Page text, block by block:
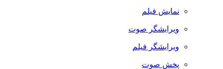
نمایش فیلم
ویرایشگر صوت
ویرایشگر فیلم
پخش صوت